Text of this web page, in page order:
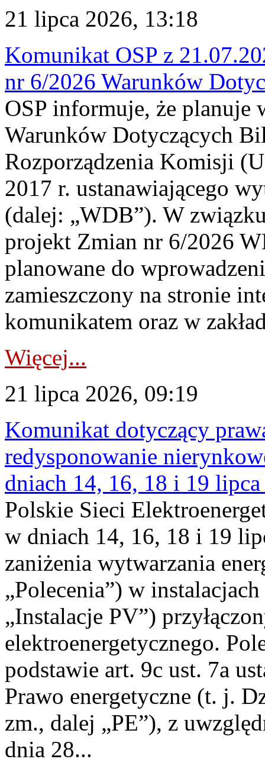
21 lipca 2026, 13:18
Komunikat OSP z
nr 6/2026 Warunków
OSP informuje, że planuje
Warunków Dotyczących
Rozporządzenia Komisji
2017 r. ustanawiającego
(dalej: „WDB”). W
projekt Zmian nr 6/2026
planowane do
zamieszczony na stronie
komunikatem oraz w
Więcej...
21 lipca 2026, 09:19
Komunikat dotyczący
redysponowanie
dniach 14, 16, 18 i 19
Polskie Sieci
w dniach 14, 16, 18 i 19
zaniżenia wytwarzania
„Polecenia”) w
„Instalacje PV”)
elektroenergetycznego.
podstawie art. 9c ust. 7a
Prawo energetyczne (t. j.
zm., dalej „PE”), z
dnia 28...